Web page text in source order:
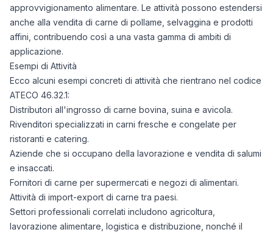
approvvigionamento alimentare. Le attività possono estendersi
anche alla vendita di carne di pollame, selvaggina e prodotti
affini, contribuendo così a una vasta gamma di ambiti di
applicazione.
Esempi di Attività
Ecco alcuni esempi concreti di attività che rientrano nel codice
ATECO 46.32.1:
Distributori all'ingrosso di carne bovina, suina e avicola.
Rivenditori specializzati in carni fresche e congelate per
ristoranti e catering.
Aziende che si occupano della lavorazione e vendita di salumi
e insaccati.
Fornitori di carne per supermercati e negozi di alimentari.
Attività di import-export di carne tra paesi.
Settori professionali correlati includono agricoltura,
lavorazione alimentare, logistica e distribuzione, nonché il